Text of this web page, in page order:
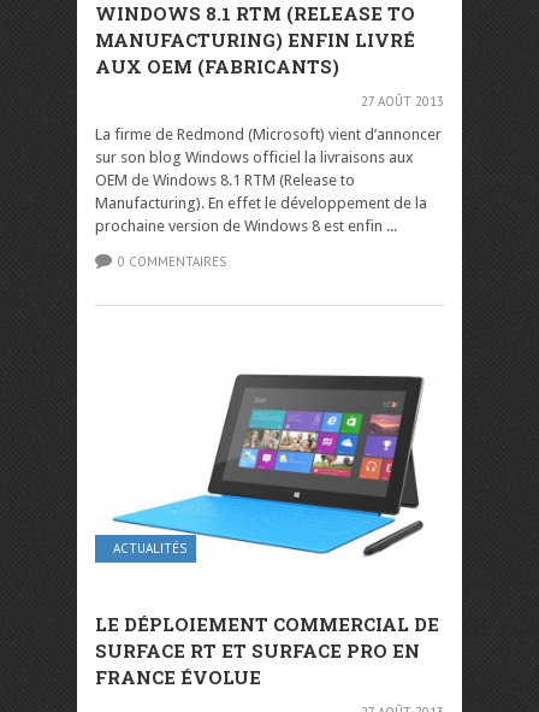
WINDOWS 8.1 RTM (RELEASE TO
MANUFACTURING) ENFIN LIVRÉ
AUX OEM (FABRICANTS)
27 AOÛT 2013
La firme de Redmond (Microsoft) vient d’annoncer
sur son blog Windows officiel la livraisons aux
OEM de Windows 8.1 RTM (Release to
Manufacturing). En effet le développement de la
prochaine version de Windows 8 est enfin ...
0 COMMENTAIRES
ACTUALITÉS
LE DÉPLOIEMENT COMMERCIAL DE
SURFACE RT ET SURFACE PRO EN
FRANCE ÉVOLUE